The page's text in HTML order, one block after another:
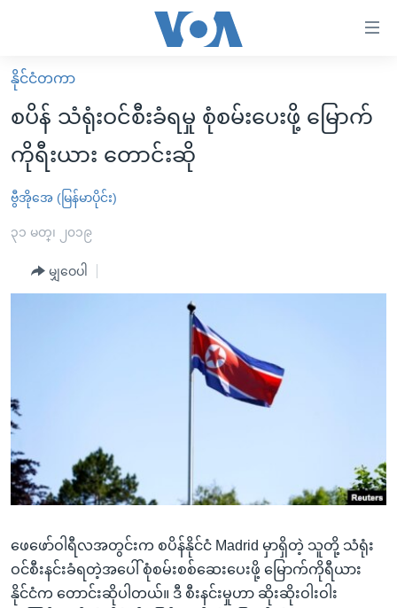
လွယ်ကူ
စေ
သည့်
Link
များ
ပင်မ
အ
ညွန်း
စာမျက်နှာ
သို့
ကျော်
ရန်
ရှာဖွေ
ရန်
မူလစာမျက်နှာ
မြန်မာ
ကမ္ဘာ့သတင်းများ
နိုင်ငံတကာ
အစ္စရေး-ပါလက်စတိုင်း
ဗွီဒီယို
အင်္ဂလိပ်စာလေ့လာမယ်
ရေဒီယိုနှင့်ရုပ်သံ အချက်အလက်များ
Learning English
ဗွီအိုအေ လူမှုကွန်ယက်များ
ဘာသာစကားများ
နိုင်ငံတကာ
စပိန် သံရုံးဝင်စီးခံရမှု စုံစမ်းပေးဖို့ မြောက်
ကိုရီးယား တောင်းဆို
ဗွီအိုအေ (မြန်မာပိုင်း)
၃၁ မတ္၊ ၂၀၁၉
မျှဝေပါ
ဖေဖော်ဝါရီလအတွင်းက စပိန်နိုင်ငံ Madrid မှာရှိတဲ့ သူတို့ သံရုံး
ဝင်စီးနင်းခံရတဲ့အပေါ် စုံစမ်းစစ်ဆေးပေးဖို့ မြောက်ကိုရီယား
နိုင်ငံက တောင်းဆိုပါတယ်။ ဒီ စီးနင်းမှုဟာ ဆိုးဆိုးဝါးဝါး